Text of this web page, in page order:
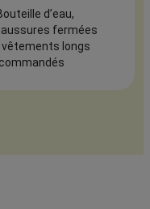
d’eau,
fermées
longs